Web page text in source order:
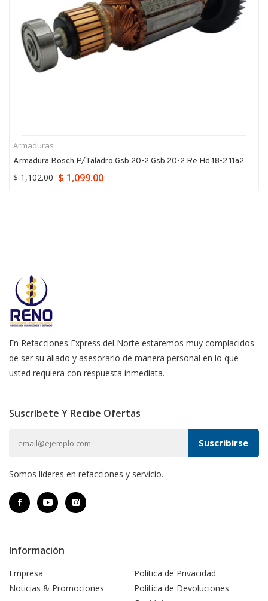
Bosch
O'ring Junta Torica 1610210121 Bosch P/gbh2-28 Dfv Gbh2-28dv
$ 109.00
En Refacciones Express del Norte estaremos muy complacidos
de ser su aliado y asesorarlo de manera personal en lo que
usted requiera con respuesta inmediata.
Suscríbete Y Recibe Ofertas
Somos líderes en refacciones y servicio.
Información
Empresa
Noticias & Promociones
Política de Privacidad
Política de Devoluciones